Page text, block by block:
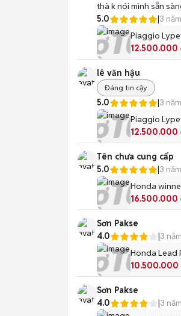
thà k nói mình sẵn
5.0
|3
Piaggio
12.500.000
lê văn hậu
Đáng tin cậy
5.0 |3
Piaggio
12.500.000
Tên chưa cung cấp
5.0
|3
Honda
16.500.000
Sơn Pakse
4.0
|3
Honda Lead
10.500.000
Sơn Pakse
4.0
|3